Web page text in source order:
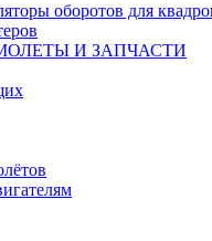
оборотов для
И ЗАПЧАСТИ